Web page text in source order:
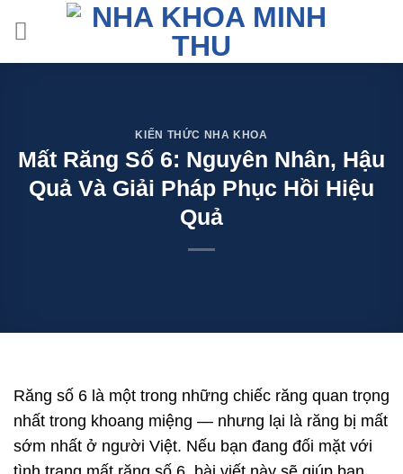
content
KIẾN THỨC NHA KHOA
Mất Răng Số 6: Nguyên Nhân, Hậu
Quả Và Giải Pháp Phục Hồi Hiệu
Quả
Răng số 6 là một trong những chiếc răng quan trọng
nhất trong khoang miệng — nhưng lại là răng bị mất
sớm nhất ở người Việt. Nếu bạn đang đối mặt với